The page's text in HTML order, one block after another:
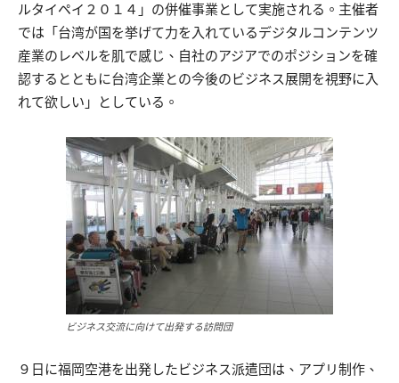
ルタイペイ２０１４」の併催事業として実施される。主催者
では「台湾が国を挙げて力を入れているデジタルコンテンツ
産業のレベルを肌で感じ、自社のアジアでのポジションを確
認するとともに台湾企業との今後のビジネス展開を視野に入
れて欲しい」としている。
ビジネス交流に向けて出発する訪問団
９日に福岡空港を出発したビジネス派遣団は、アプリ制作、